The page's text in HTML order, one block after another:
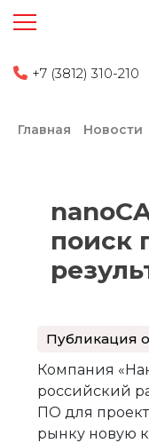
+7 (3812) 310-210
Главная Новости
поиск
Публикация
Компания
российский
ПО для
рынку новую